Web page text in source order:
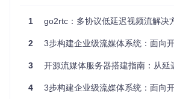
场景驱动：哪些业务场景最适合
播技术
不同的直播场景对技术有着截然不同的需
决方案：
1 go2rtc：多协议低延迟视频流解决方案，构建
2 3步构建企业级流媒体系统：面向开发者
3 开源流媒体服务器搭建指南：从延迟痛
4 3步构建企业级流媒体系统：面向开发者